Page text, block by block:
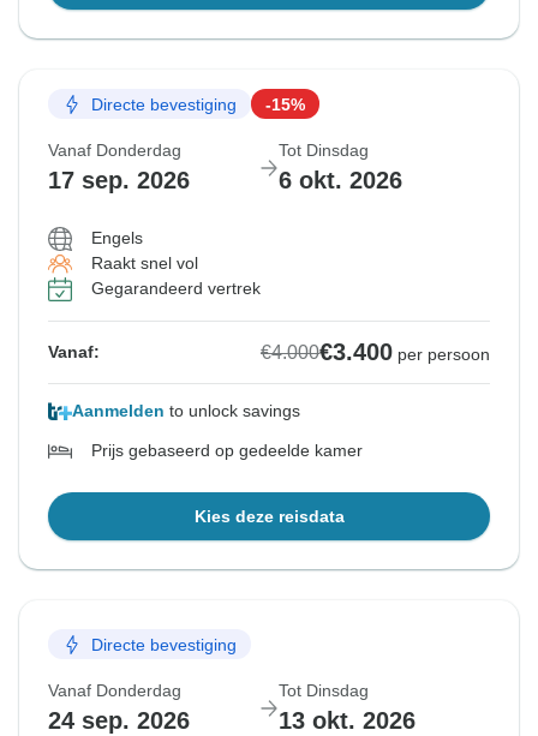
Directe bevestiging -15%
Vanaf Donderdag
17 sep. 2026
Tot Dinsdag
6 okt. 2026
Engels
Raakt snel vol
Gegarandeerd vertrek
Vanaf: €4.000€3.400 per persoon
Aanmelden to unlock savings
Prijs gebaseerd op gedeelde kamer
Kies deze reisdata
Directe bevestiging
Vanaf Donderdag
24 sep. 2026
Tot Dinsdag
13 okt. 2026